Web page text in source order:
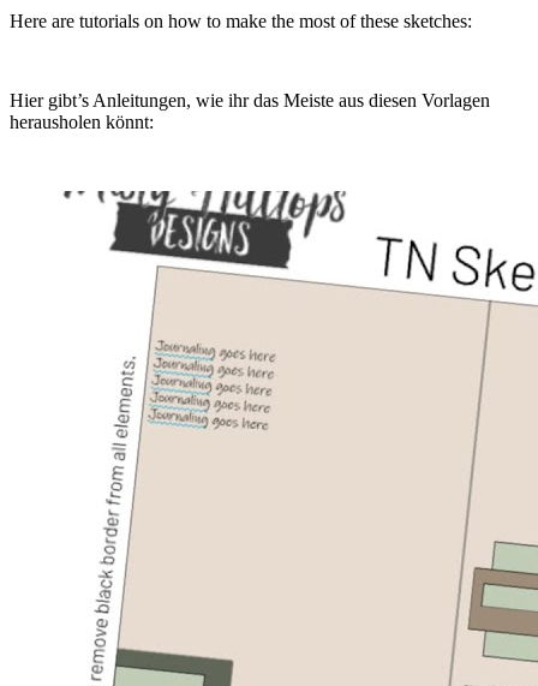
Here are tutorials on how to make the most of these sketches:
Hier gibt’s Anleitungen, wie ihr das Meiste aus diesen Vorlagen
herausholen könnt: